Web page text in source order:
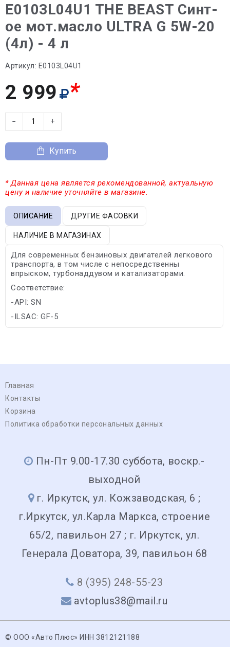
E0103L04U1 THE BEAST Синт-
ое мот.масло ULTRA G 5W-20
(4л) - 4 л
Артикул: E0103L04U1
2 999 *
− +
Купить
* Данная цена является рекомендованной, актуальную
цену и наличие уточняйте в магазине.
ОПИСАНИЕ ДРУГИЕ ФАСОВКИ
НАЛИЧИЕ В МАГАЗИНАХ
Для современных бензиновых двигателей легкового
транспорта, в том числе с непосредственны
впрыском, турбонаддувом и катализаторами.
Соответствие:
-API: SN
-ILSAC: GF-5
Главная
Контакты
Корзина
Политика обработки персональных данных
Пн-Пт 9.00-17.30 суббота, воскр.-
выходной
г. Иркутск, ул. Кожзаводская, 6 ;
г.Иркутск, ул.Карла Маркса, строение
65/2, павильон 27 ; г. Иркутск, ул.
Генерала Доватора, 39, павильон 68
8 (395) 248-55-23
avtoplus38@mail.ru
© ООО «Авто Плюс» ИНН 3812121188